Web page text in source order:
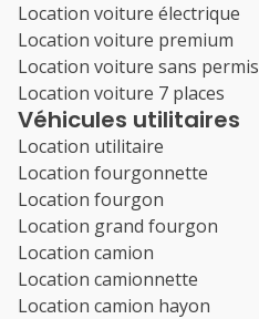
Location voiture électrique
Location voiture premium
Location voiture sans permis
Location voiture 7 places
Véhicules utilitaires
Location utilitaire
Location fourgonnette
Location fourgon
Location grand fourgon
Location camion
Location camionnette
Location camion hayon